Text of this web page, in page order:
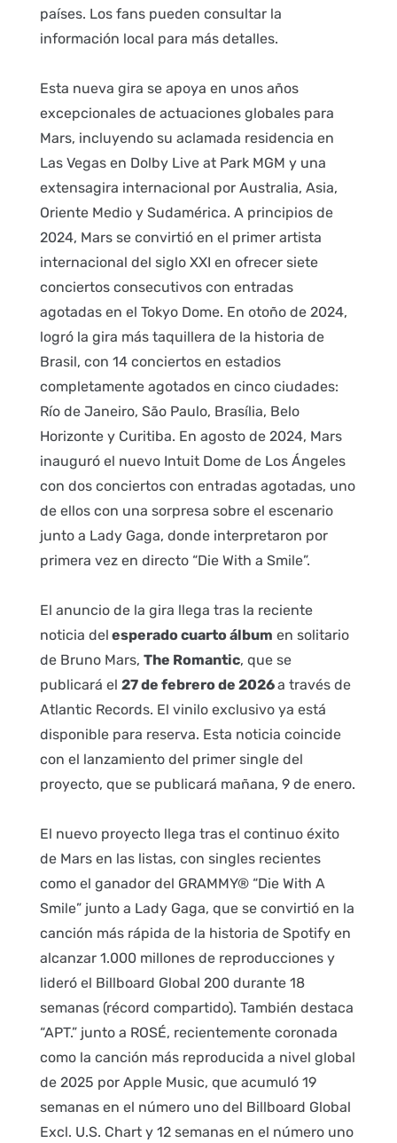
países. Los fans pueden consultar la
información local para más detalles.
Esta nueva gira se apoya en unos años
excepcionales de actuaciones globales para
Mars, incluyendo su aclamada residencia en
Las Vegas en Dolby Live at Park MGM y una
extensagira internacional por Australia, Asia,
Oriente Medio y Sudamérica. A principios de
2024, Mars se convirtió en el primer artista
internacional del siglo XXI en ofrecer siete
conciertos consecutivos con entradas
agotadas en el Tokyo Dome. En otoño de 2024,
logró la gira más taquillera de la historia de
Brasil, con 14 conciertos en estadios
completamente agotados en cinco ciudades:
Río de Janeiro, São Paulo, Brasília, Belo
Horizonte y Curitiba. En agosto de 2024, Mars
inauguró el nuevo Intuit Dome de Los Ángeles
con dos conciertos con entradas agotadas, uno
de ellos con una sorpresa sobre el escenario
junto a Lady Gaga, donde interpretaron por
primera vez en directo “Die With a Smile”.
El anuncio de la gira llega tras la reciente
noticia del esperado cuarto álbum en solitario
de Bruno Mars, The Romantic, que se
publicará el 27 de febrero de 2026a través de
Atlantic Records. El vinilo exclusivo ya está
disponible para reserva. Esta noticia coincide
con el lanzamiento del primer single del
proyecto, que se publicará mañana, 9 de enero.
El nuevo proyecto llega tras el continuo éxito
de Mars en las listas, con singles recientes
como el ganador del GRAMMY® “Die With A
Smile” junto a Lady Gaga, que se convirtió en la
canción más rápida de la historia de Spotify en
alcanzar 1.000 millones de reproducciones y
lideró el Billboard Global 200 durante 18
semanas (récord compartido). También destaca
“APT.” junto a ROSÉ, recientemente coronada
como la canción más reproducida a nivel global
de 2025 por Apple Music, que acumuló 19
semanas en el número uno del Billboard Global
Excl. U.S. Chart y 12 semanas en el número uno